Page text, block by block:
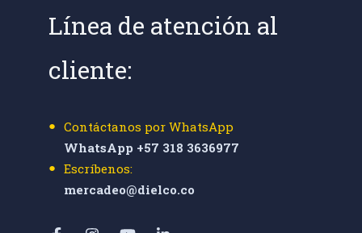
Línea de atención al
cliente:
Contáctanos por WhatsApp
WhatsApp +57 318 3636977
Escríbenos:
mercadeo@dielco.co